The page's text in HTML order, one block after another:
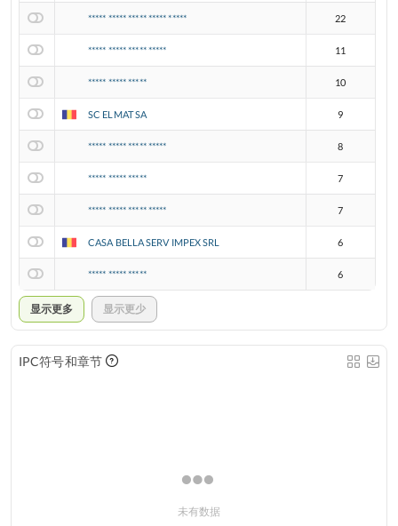
***** ***** ***** ***** ***** 22
***** ***** ***** ***** 11
***** ***** ***** 10
SC ELMAT SA 9
***** ***** ***** ***** 8
***** ***** ***** 7
***** ***** ***** ***** 7
CASA BELLA SERV IMPEX SRL 6
***** ***** ***** 6
显示更多 显示更少
IPC符号和章节
未有数据